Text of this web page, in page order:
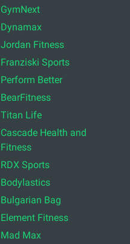
GymNext
Dynamax
Jordan Fitness
Franziski Sports
Perform Better
BearFitness
Titan Life
Cascade Health and
Fitness
RDX Sports
Bodylastics
Bulgarian Bag
Element Fitness
Mad Max